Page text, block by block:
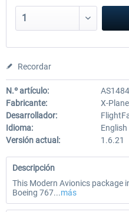
Recordar
N.º artículo:
Fabricante:
X-
Desarrollador:
Idioma:
English
Versión actual:
1.6.21
Descripción
This Modern Avionics package
Boeing 767...más